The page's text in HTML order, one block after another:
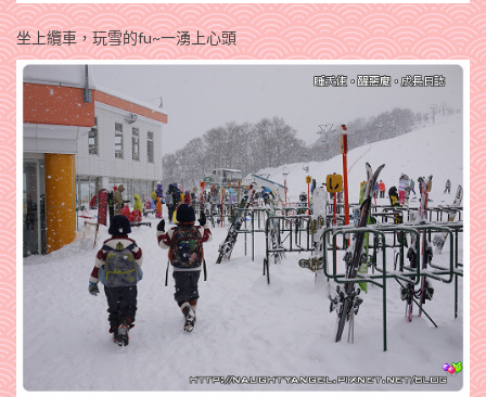
坐上纜車，玩雪的fu~一湧上心頭